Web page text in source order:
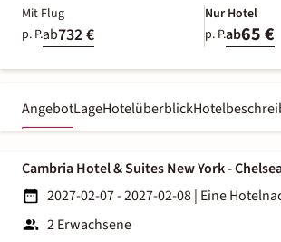
Mit Flug
p. P.ab732 €
Nur Hotel
p. P.ab65 €
AngebotLageHotelüberblick
Cambria Hotel & Suites New York -
2027-02-07 - 2027-02-08| Eine
2 Erwachsene